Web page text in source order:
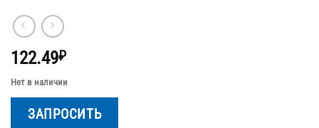
122.49₽
Нет в наличии
ЗАПРОСИТЬ